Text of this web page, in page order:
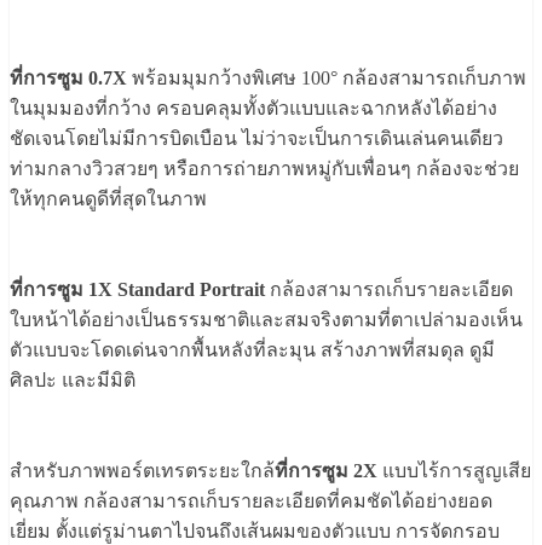
ที่การซูม 0.7X พร้อมมุมกว้างพิเศษ 100° กล้องสามารถเก็บภาพ
ในมุมมองที่กว้าง ครอบคลุมทั้งตัวแบบและฉากหลังได้อย่าง
ชัดเจนโดยไม่มีการบิดเบือน ไม่ว่าจะเป็นการเดินเล่นคนเดียว
ท่ามกลางวิวสวยๆ หรือการถ่ายภาพหมู่กับเพื่อนๆ กล้องจะช่วย
ให้ทุกคนดูดีที่สุดในภาพ
ที่การซูม 1X Standard Portrait กล้องสามารถเก็บรายละเอียด
ใบหน้าได้อย่างเป็นธรรมชาติและสมจริงตามที่ตาเปล่ามองเห็น
ตัวแบบจะโดดเด่นจากพื้นหลังที่ละมุน สร้างภาพที่สมดุล ดูมี
ศิลปะ และมีมิติ
สำหรับภาพพอร์ตเทรตระยะใกล้ที่การซูม 2X แบบไร้การสูญเสีย
คุณภาพ กล้องสามารถเก็บรายละเอียดที่คมชัดได้อย่างยอด
เยี่ยม ตั้งแต่รูม่านตาไปจนถึงเส้นผมของตัวแบบ การจัดกรอบ